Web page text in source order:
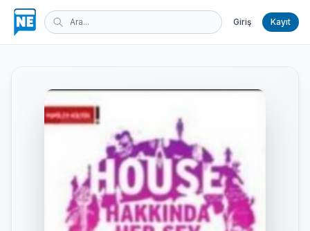
Giriş Kayıt